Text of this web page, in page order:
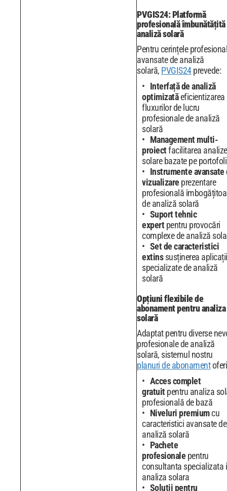
PVGIS24: Platformă
profesională îmbunătățită
analiză solară
Pentru cerințele
avansate de analiză
solară, PVGIS24prevede:
Interfață de analiză
optimizatăeficientizarea
fluxurilor de lucru
profesionale de analiză
solară
Management multi-
proiectfacilitarea
solare bazate pe
Instrumente avansate
vizualizare prezentare
profesională
de analiză solară
Suport tehnic
expert pentru provocări
complexe de analiză
Set de caracteristici
extinssusținerea
specializate de analiză
solară
Opțiuni flexibile de
abonament pentru analiza
solară
Adaptat pentru diverse
profesionale de analiză
solară, sistemul nostru
planuri de abonament
Acces complet
gratuit pentru analiza
profesională de bază
Niveluri premiumcu
caracteristici avansate de
analiză solară
Pachete
profesionale pentru
consultanta specializata
analiza solara
Soluții pentru